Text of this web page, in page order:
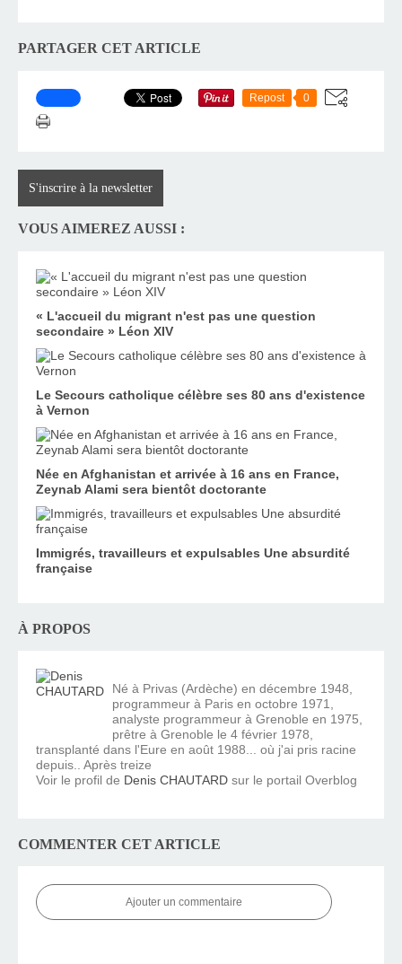
PARTAGER CET ARTICLE
Repost 0
S'inscrire à la newsletter
VOUS AIMEREZ AUSSI :
« L'accueil du migrant n'est pas une question
secondaire » Léon XIV
Le Secours catholique célèbre ses 80 ans d'existence
à Vernon
Née en Afghanistan et arrivée à 16 ans en France,
Zeynab Alami sera bientôt doctorante
Immigrés, travailleurs et expulsables Une absurdité
française
À PROPOS
Né à Privas (Ardèche) en décembre 1948,
programmeur à Paris en octobre 1971,
analyste programmeur à Grenoble en 1975,
prêtre à Grenoble le 4 février 1978,
transplanté dans l'Eure en août 1988... où j'ai pris racine
depuis.. Après treize
Voir le profil de Denis CHAUTARD sur le portail Overblog
COMMENTER CET ARTICLE
Ajouter un commentaire